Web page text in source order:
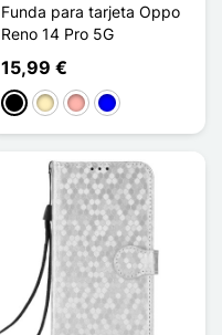
Funda para tarjeta Oppo
Reno 14 Pro 5G
15,99 €
NegroOro Oro rosa
Azul